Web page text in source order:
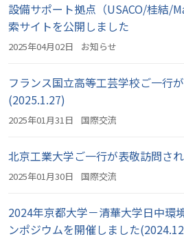
設備サポート拠点（USACO/桂結/
索サイトを公開しました
2025年04月02日 お知らせ
フランス国立高等工芸学校ご一行
(2025.1.27)
2025年01月31日 国際交流
北京工業大学ご一行が表敬訪問さ
2025年01月30日 国際交流
2024年京都大学－清華大学日中環
ンポジウムを開催しました